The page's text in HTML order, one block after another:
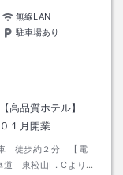
無線LAN
駐車場あり
高品質ホテル】
１月開業
車 徒歩約２分 【電
道 東松山I．Cより